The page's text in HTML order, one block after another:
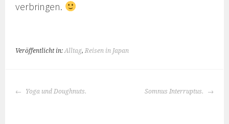
verbringen.
Veröffentlicht in:Alltag, Reisen in Japan
BEITRAGS-
NAVIGATION
Yoga und Doughnuts. Somnus Interruptus.